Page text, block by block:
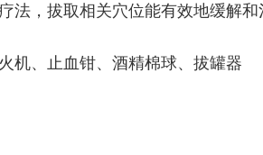
法，拔取相关穴位能有效地缓解和
机、止血钳、酒精棉球、拔罐器